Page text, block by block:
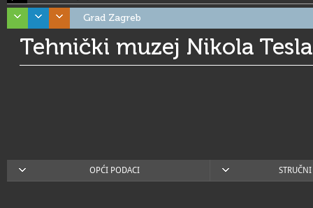
Grad Zagreb
Tehnički muzej Nikola Tesla
OPĆI PODACI